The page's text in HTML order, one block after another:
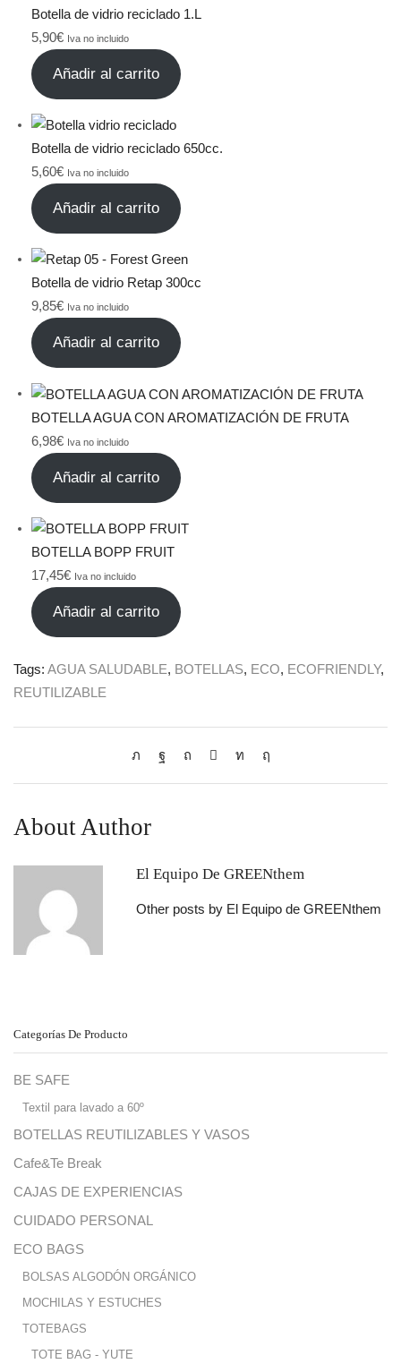
Botella de vidrio reciclado 1.L
5,90€ Iva no incluido
Añadir al carrito
Botella de vidrio reciclado 650cc.
5,60€ Iva no incluido
Añadir al carrito
Botella de vidrio Retap 300cc
9,85€ Iva no incluido
Añadir al carrito
BOTELLA AGUA CON AROMATIZACIÓN DE FRUTA
6,98€ Iva no incluido
Añadir al carrito
BOTELLA BOPP FRUIT
17,45€ Iva no incluido
Añadir al carrito
Tags: AGUA SALUDABLE, BOTELLAS, ECO, ECOFRIENDLY,
REUTILIZABLE
About Author
El Equipo De GREENthem
Other posts by El Equipo de GREENthem
Categorías De Producto
BE SAFE
Textil para lavado a 60º
BOTELLAS REUTILIZABLES Y VASOS
Cafe&Te Break
CAJAS DE EXPERIENCIAS
CUIDADO PERSONAL
ECO BAGS
BOLSAS ALGODÓN ORGÁNICO
MOCHILAS Y ESTUCHES
TOTEBAGS
TOTE BAG - YUTE